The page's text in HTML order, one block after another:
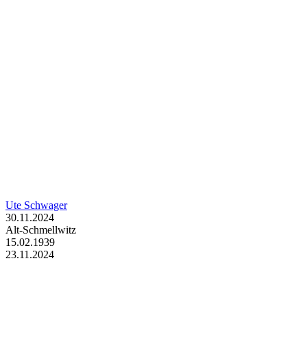
Ute Schwager
30.11.2024
Alt-Schmellwitz
15.02.1939
23.11.2024